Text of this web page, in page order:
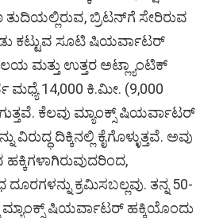
ಬ್ರಿಟನ್‌ಗೆ ಸೇರಿರುವ
ಕಟ್ಟುವ ಸೂಟಿ ಷಿಯರ್ವಾಟರ್‌
ಮತ್ತು ಉತ್ತರ ಅಟ್ಲ್ಯಾಂಟಿಕ್‌
ಮಧ್ಯೆ 14,000 ಕಿ.ಮೀ. (9,000
ಕೆಲವು ಮ್ಯಾಂಕ್ಸ್ ಷಿಯರ್ವಾಟರ್‌
ದಿಕ್ಕಿನಲ್ಲಿ ಕೈಗೊಳ್ಳುತ್ತವೆ. ಅವು
ಕ್ರಮಿಸಬಲ್ಲವು. ತನ್ನ 50-
ಷಿಯರ್ವಾಟರ್‌ ಹಕ್ಕಿಯೊಂದು